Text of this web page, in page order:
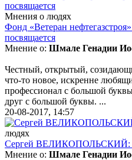
Мнения о людях
Фонд «Ветеран
посвящается
Мнение о: Шмале Генадии
Честный, открытый,
что-то новое, искренне
профессионал с большой
друг с большой буквы. ...
20-08-2017, 14:57
людях
Сергей ВЕЛИКОПОЛЬСКИЙ:
Мнение о: Шмале Генадии